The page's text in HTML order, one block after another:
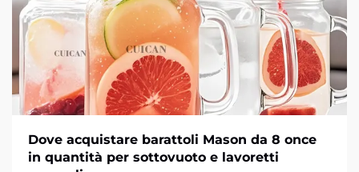
Dove acquistare barattoli Mason da 8 once
in quantità per sottovuoto e lavoretti